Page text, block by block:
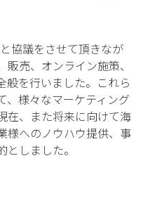
協議をさせて頂きなが
売、オンライン施策、
般を行いました。これら
、様々なマーケティング
在、また将来に向けて海
様へのノウハウ提供、事
しました。